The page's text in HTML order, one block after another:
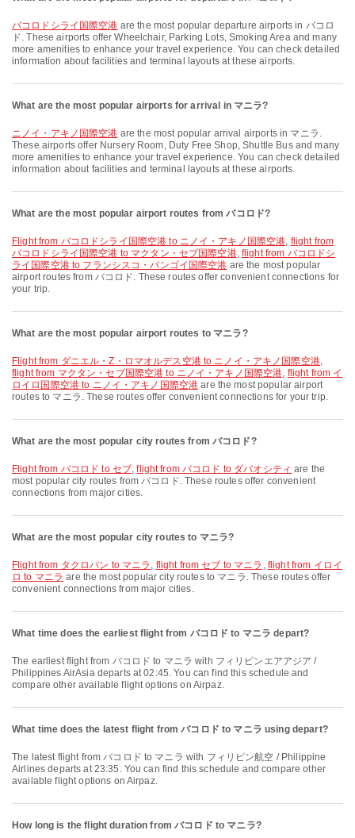
バコロドシライ国際空港 are the most popular departure airports in バコロ
ド. These airports offer Wheelchair, Parking Lots, Smoking Area and many
more amenities to enhance your travel experience. You can check detailed
information about facilities and terminal layouts at these airports.
What are the most popular airports for arrival in マニラ?
ニノイ・アキノ国際空港 are the most popular arrival airports in マニラ.
These airports offer Nursery Room, Duty Free Shop, Shuttle Bus and many
more amenities to enhance your travel experience. You can check detailed
information about facilities and terminal layouts at these airports.
What are the most popular airport routes from バコロド?
flight from バコロドシライ国際空港 to ニノイ・アキノ国際空港, flight from
バコロドシライ国際空港 to マクタン・セブ国際空港, flight from バコロドシ
ライ国際空港 to フランシスコ・バンゴイ国際空港 are the most popular
airport routes from バコロド. These routes offer convenient connections for
your trip.
What are the most popular airport routes to マニラ?
flight from ダニエル・Z・ロマオルデス空港 to ニノイ・アキノ国際空港,
flight from マクタン・セブ国際空港 to ニノイ・アキノ国際空港, flight from イ
ロイロ国際空港 to ニノイ・アキノ国際空港 are the most popular airport
routes to マニラ. These routes offer convenient connections for your trip.
What are the most popular city routes from バコロド?
flight from バコロド to セブ,flight from バコロド to ダバオシティ are the
most popular city routes from バコロド. These routes offer convenient
connections from major cities.
What are the most popular city routes to マニラ?
flight from タクロバン to マニラ , flight from セブ to マニラ , flight from イロイ
ロ to マニラ are the most popular city routes to マニラ. These routes offer
convenient connections from major cities.
What time does the earliest flight from バコロド to マニラ depart?
The earliest flight from バコロド to マニラ with フィリピンエアアジア /
Philippines AirAsia departs at 02:45. You can find this schedule and
compare other available flight options on Airpaz.
What time does the latest flight from バコロド to マニラ using depart?
The latest flight from バコロド to マニラ with フィリピン航空 / Philippine
Airlines departs at 23:35. You can find this schedule and compare other
available flight options on Airpaz.
How long is the flight duration from バコロド to マニラ?